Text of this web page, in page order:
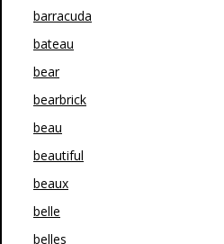
barracuda
bateau
bear
bearbrick
beau
beautiful
beaux
belle
belles